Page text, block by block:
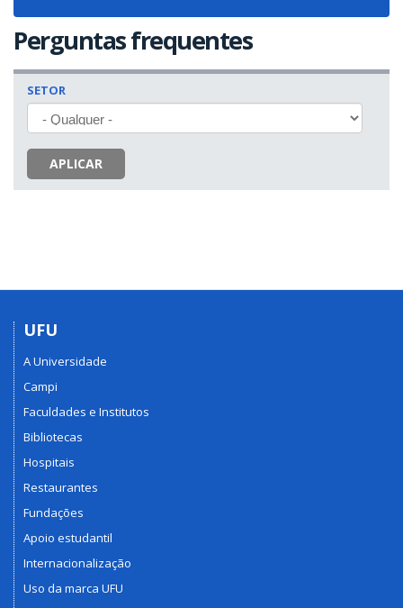
Perguntas frequentes
SETOR
APLICAR
UFU
A Universidade
Campi
Faculdades e Institutos
Bibliotecas
Hospitais
Restaurantes
Fundações
Apoio estudantil
Internacionalização
Uso da marca UFU